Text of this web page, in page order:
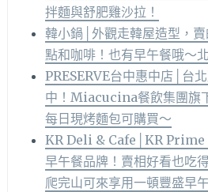
拌麵與舒肥雞沙拉！
韓小鍋│外觀走韓屋造型，
點和咖啡！也有早午餐哦～
PRESERVE台中惠中店│台
中！Miacucina餐飲集團旗
每日現烤麵包可購買～
KR Deli & Cafe│KR Prime
早午餐品牌！賣相好看也吃
爬完山可來享用一頓豐盛早